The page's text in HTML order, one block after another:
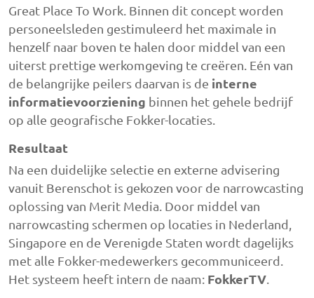
Great Place To Work. Binnen dit concept worden
personeelsleden gestimuleerd het maximale in
henzelf naar boven te halen door middel van een
uiterst prettige werkomgeving te creëren. Eén van
de belangrijke peilers daarvan is de interne
informatievoorziening binnen het gehele bedrijf
op alle geografische Fokker-locaties.
Resultaat
Na een duidelijke selectie en externe advisering
vanuit Berenschot is gekozen voor de narrowcasting
oplossing van Merit Media. Door middel van
narrowcasting schermen op locaties in Nederland,
Singapore en de Verenigde Staten wordt dagelijks
met alle Fokker-medewerkers gecommuniceerd.
Het systeem heeft intern de naam: FokkerTV